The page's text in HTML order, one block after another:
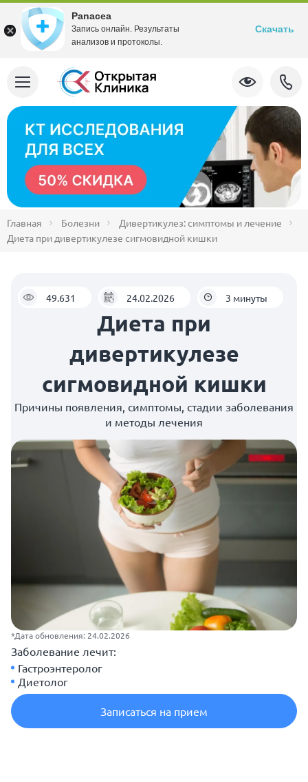
Главная Болезни
Дивертикулез: симптомы и лечение
Диета при дивертикулезе сигмовидной кишки
49.631 24.02.2026 3 минуты
Диета при
дивертикулезе
сигмовидной кишки
Причины появления, симптомы, стадии заболевания
и методы лечения
*Дата обновления: 24.02.2026
Заболевание лечит:
Гастроэнтеролог
Диетолог
Записаться на прием
Panacea
Запись онлайн. Результаты
анализов и протоколы.
Скачать